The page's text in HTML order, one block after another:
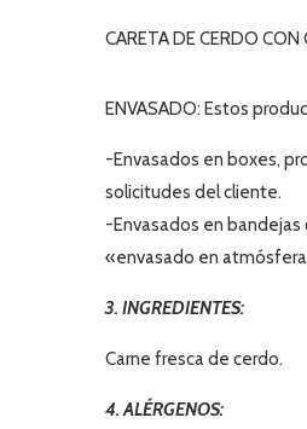
CARETA DE CERDO CON
ENVASADO: Estos
-Envasados en boxes,
solicitudes del cliente.
-Envasados en
«envasado en
3. INGREDIENTES:
Carne fresca de cerdo.
4. ALÉRGENOS: